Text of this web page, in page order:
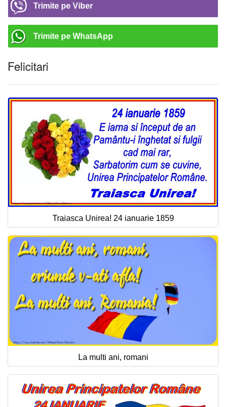
Trimite pe Viber
Trimite pe WhatsApp
Felicitari
Traiasca Unirea! 24 ianuarie 1859
La multi ani, romani